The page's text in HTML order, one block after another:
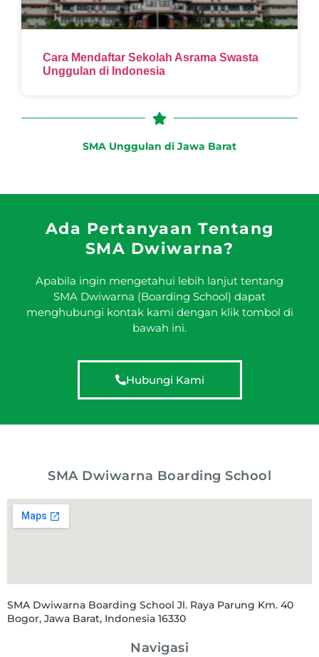
Cara Mendaftar Sekolah Asrama Swasta
Unggulan di Indonesia
SMA Unggulan di Jawa Barat
Ada Pertanyaan Tentang
SMA Dwiwarna?
Apabila ingin mengetahui lebih lanjut tentang
SMA Dwiwarna (Boarding School) dapat
menghubungi kontak kami dengan klik tombol di
bawah ini.
Hubungi Kami
SMA Dwiwarna Boarding School
SMA Dwiwarna Boarding School Jl. Raya Parung Km. 40
Bogor, Jawa Barat, Indonesia 16330
Navigasi